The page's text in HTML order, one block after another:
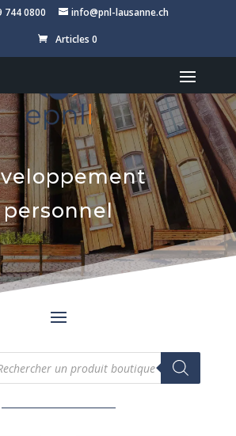
744 0800
info@pnl-lausanne.ch
Articles 0
personnel